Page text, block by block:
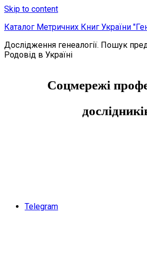
Skip to content
Каталог Метричних Книг України
Дослідження генеалогії. Пошук
Родовід в Україні
Соцмережі
Telegram